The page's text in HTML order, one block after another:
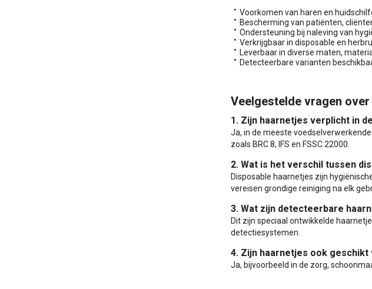
Voorkomen van haren en
Bescherming van patiënten,
Ondersteuning bij naleving van
Verkrijgbaar in disposable en
Leverbaar in diverse maten,
Detecteerbare varianten
Veelgestelde vragen
1. Zijn haarnetjes verplicht in
Ja, in de meeste
zoals BRC 8, IFS en FSSC 22000.
2. Wat is het verschil tussen
Disposable haarnetjes zijn
vereisen grondige reiniging na elk
3. Wat zijn detecteerbare
Dit zijn speciaal ontwikkelde
detectiesystemen.
4. Zijn haarnetjes ook
Ja, bijvoorbeeld in de zorg,